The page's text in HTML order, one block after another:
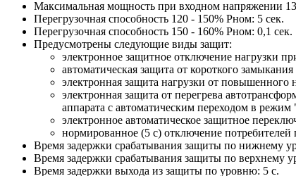
Максимальная мощность при входном напряжении
Перегрузочная способность 120 - 150% Pном: 5 сек.
Перегрузочная способность 150 - 160% Pном: 0,1 сек.
Предусмотрены следующие виды защит:
электронное защитное отключение нагрузки
автоматическая защита от короткого
электронная защита нагрузки от
электронная защита от перегрева
аппарата с автоматическим переходом в
электронное автоматическое защитное
нормированное (5 с) отключение
Время задержки срабатывания защиты по нижнему
Время задержки срабатывания защиты по верхнему
Время задержки выхода из защиты по уровню: 5 с.